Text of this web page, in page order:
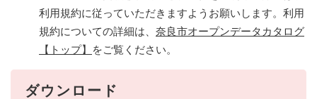
利用規約に従っていただきますようお願いします。利用
規約についての詳細は、 奈良市オープンデータカタログ
【トップ】
をご覧ください。
ダウンロード